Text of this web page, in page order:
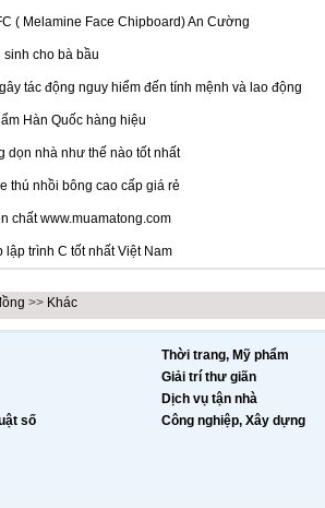
( Melamine Face Chipboard) An Cường
sinh cho bà bầu
tác động nguy hiểm đến tính mệnh và lao động
Hàn Quốc hàng hiệu
dọn nhà như thế nào tốt nhất
thú nhồi bông cao cấp giá rẻ
chất www.muamatong.com
lập trình C tốt nhất Việt Nam
>> Khác
số
Thời trang, Mỹ phẩm
Giải trí thư giãn
Dịch vụ tận nhà
Công nghiệp, Xây dựng